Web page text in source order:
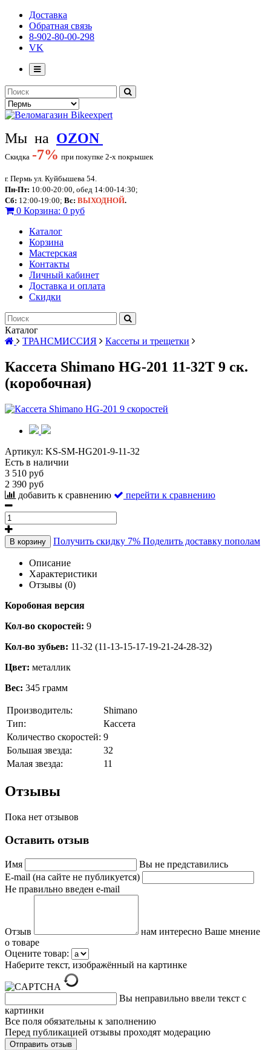
Доставка
Обратная связь
8-902-80-00-298
VK
Мы на OZON
Скидка -7% при покупке 2-х покрышек
г. Пермь ул. Куйбышева 54.
Пн-Пт: 10:00-20:00, обед 14:00-14:30;
Сб: 12:00-19:00; Вс: ВЫХОДНОЙ.
0 Корзина: 0 руб
Каталог
Корзина
Мастерская
Контакты
Личный кабинет
Доставка и оплата
Скидки
Каталог
ТРАНСМИССИЯ
Кассеты и трещетки
Кассета Shimano HG-201 11-32Т 9 ск.
(коробочная)
Артикул: KS-SM-HG201-9-11-32
Есть в наличии
3 510 руб
2 390 руб
добавить к сравнению
перейти к сравнению
В корзину Получить скидку 7% Поделить доставку пополам
Описание
Характеристики
Отзывы (0)
Коробоная версия
Кол-во скоростей: 9
Кол-во зубьев: 11-32 (11-13-15-17-19-21-24-28-32)
Цвет: металлик
Вес: 345 грамм
Производитель:
Shimano
Тип:
Кассета
Количество скоростей: 9
Большая звезда:
32
Малая звезда:
11
Отзывы
Пока нет отзывов
Оставить отзыв
Имя
Вы не представились
E-mail (на сайте не публикуется)
Не правильно введен e-mail
Отзыв
нам интересно Ваше мнение
о товаре
Оцените товар:
Наберите текст, изображённый на картинке
Вы неправильно ввели текст с
картинки
Все поля обязательны к заполнению
Перед публикацией отзывы проходят модерацию